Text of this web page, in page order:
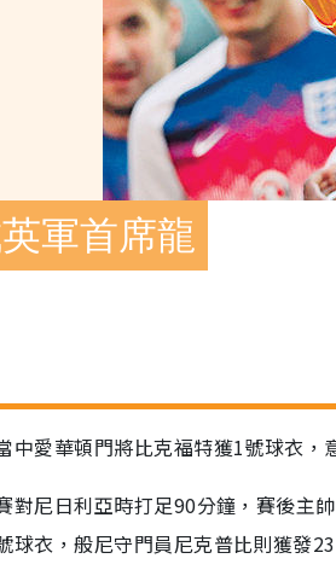
軍首席龍
中愛華頓門將比克福特獲1號球衣，
對尼日利亞時打足90分鐘，賽後主
球衣，般尼守門員尼克普比則獲發